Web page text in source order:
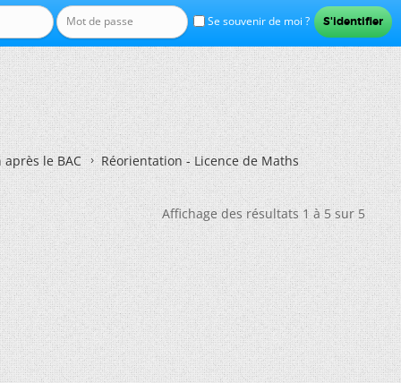
Se souvenir de moi ?
le BAC Réorientation - Licence de Maths
Affichage des résultats 1 à 5 sur 5